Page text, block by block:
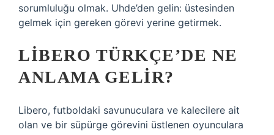
sorumluluğu olmak. Uhde’den gelin: üstesinden
gelmek için gereken görevi yerine getirmek.
LIBERO TÜRKÇE’DE NE
ANLAMA GELIR?
Libero, futboldaki savunuculara ve kalecilere ait
olan ve bir süpürge görevini üstlenen oyunculara